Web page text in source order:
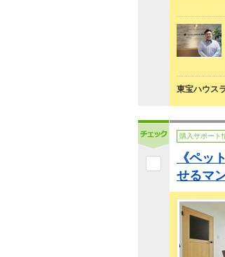
東宝ハウス
購入サポート
《ペッ
せるマ